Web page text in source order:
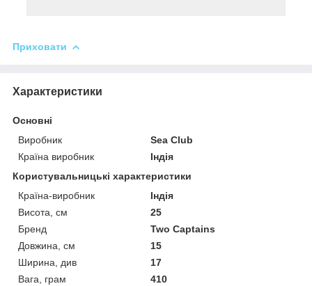
Приховати
Характеристики
Основні
Виробник
Sea Club
Країна виробник
Індія
Користувальницькі характеристики
Країна-виробник
Індія
Висота, см
25
Бренд
Two Captains
Довжина, см
15
Ширина, див
17
Вага, грам
410